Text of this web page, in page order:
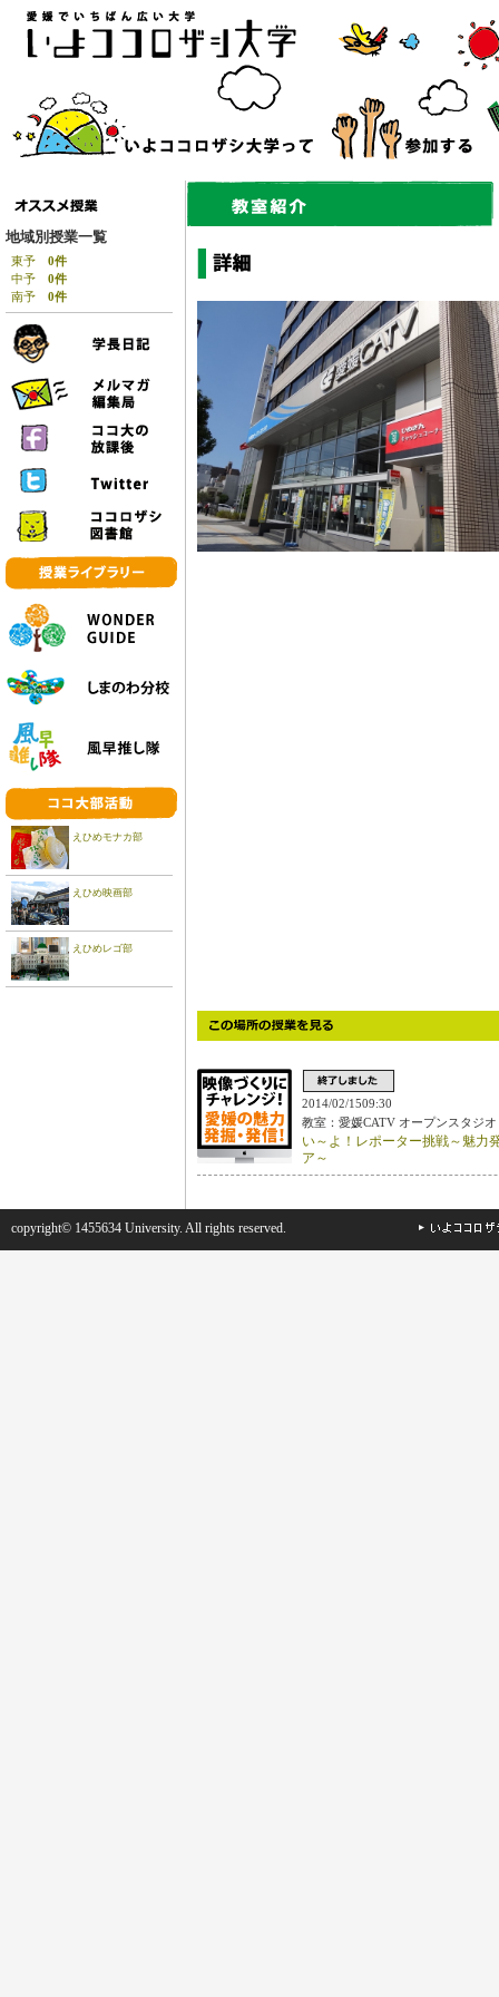
地域別授業一覧
東予 0件
中予 0件
南予 0件
えひめモナカ部
えひめ映画部
えひめレゴ部
2014/02/1509:30
教室：愛媛CATV オープンスタジオ
い～よ！レポーター挑戦～魅力
ア～
copyright© 1455634 University. All rights reserved.